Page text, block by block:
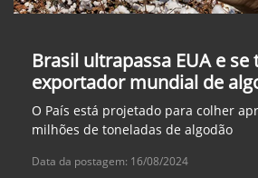
Brasil ultrapassa EUA e
exportador mundial de
O País está projetado para colher
milhões de toneladas de algodão
Data da postagem: 16/08/2024